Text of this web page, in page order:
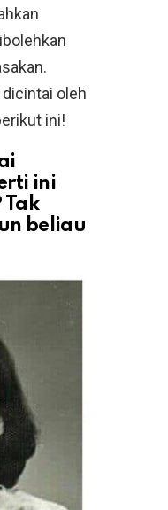
oleh
ini!
ini
beliau